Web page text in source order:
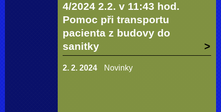
4/2024 2.2. v 11:43 hod.
Pomoc při transportu
pacienta z budovy do
sanitky
2. 2. 2024 Novinky